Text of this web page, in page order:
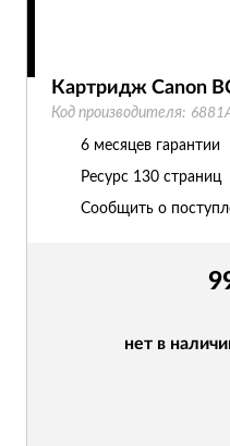
нет в
Картридж Canon
Код производителя:
6 месяцев гарантии
Ресурс 130 страниц
Сообщить о